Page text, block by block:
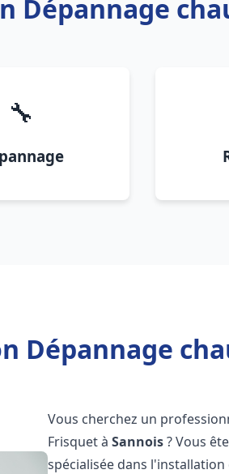
Dépannage
🔧
Dépannage
Vous cherchez un
Frisquet àSannois? Vous
spécialisée dans